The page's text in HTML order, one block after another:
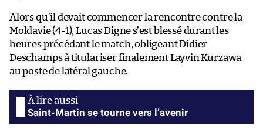
Alors qu’il devait commencer la rencontre contre la
Moldavie (4-1), Lucas Digne s’est blessé durant les
heures précédant le match, obligeant Didier
Deschamps à titulariser finalement Layvin Kurzawa
au poste de latéral gauche.
Saint-Martin se tourne vers l’avenir